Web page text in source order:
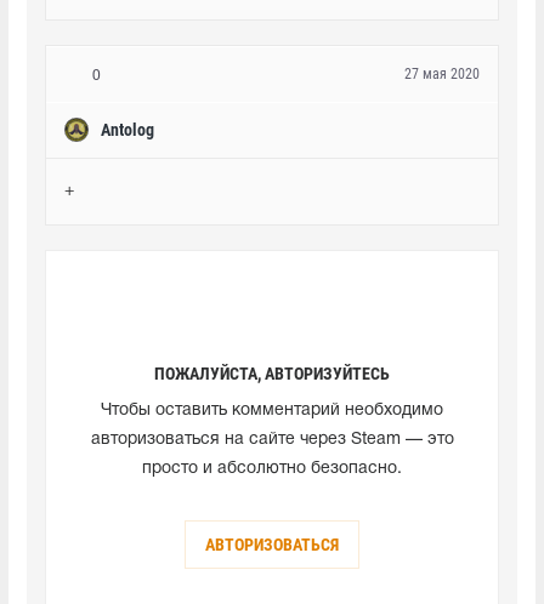
0
Antolog
27 мая 2020
+
ПОЖАЛУЙСТА, АВТОРИЗУЙТЕСЬ
Чтобы оставить комментарий необходимо
авторизоваться на сайте через Steam — это
просто и абсолютно безопасно.
АВТОРИЗОВАТЬСЯ